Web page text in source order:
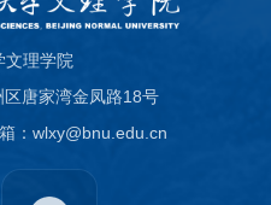
文理学院
唐家湾金凤路18号
：wlxy@bnu.edu.cn